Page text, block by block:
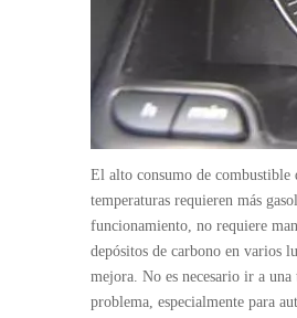
El alto consumo de combustible
temperaturas requieren más
funcionamiento, no requiere
depósitos de carbono en varios
mejora. No es necesario ir a
problema, especialmente para